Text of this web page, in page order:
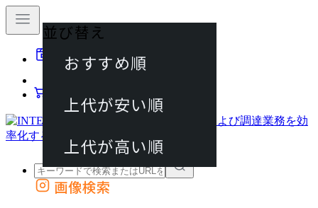
動画マニュアル
外部サイトの商品をカートに追加
画像検索
40件
並び替え
おすすめ順
上代が安い順
上代が高い順